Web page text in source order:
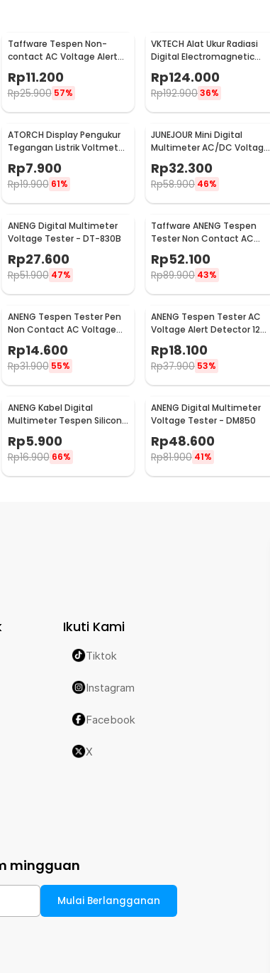
Taffware Tespen Non-
contact AC Voltage Alert
Rp11.200
Rp25.900 57%
VKTECH Alat Ukur Radiasi
Digital Electromagnetic
1130
Rp124.000
Rp192.90036%
ATORCH Display Pengukur
Tegangan Listrik Voltmeter
Rp7.900
Rp19.900 61%
JUNEJOUR Mini Digital
Multimeter AC/DC Voltage
Tester 1999 Count - XL830L
Rp32.300
Rp58.900 46%
ANENG Digital Multimeter
Voltage Tester - DT-830B
Rp27.600
Rp51.900 47%
Taffware ANENG Tespen
Tester Non Contact AC
1000V - VC1017
Rp52.100
Rp89.900 43%
ANENG Tespen Tester Pen
Non Contact AC Voltage
Detector 90-1000V 1AC-D
Rp14.600
Rp31.900 55%
ANENG Tespen Tester AC
Voltage Alert Detector 12V-
1000V - VD806
Rp18.100
Rp37.900 53%
ANENG Kabel Digital
Multimeter Tespen Silicone
PT830
Rp5.900
Rp16.900 66%
ANENG Digital Multimeter
Voltage Tester - DM850
Rp48.600
Rp81.900 41%
Ikuti Kami
Tiktok
Instagram
Facebook
X
mingguan
Mulai Berlangganan